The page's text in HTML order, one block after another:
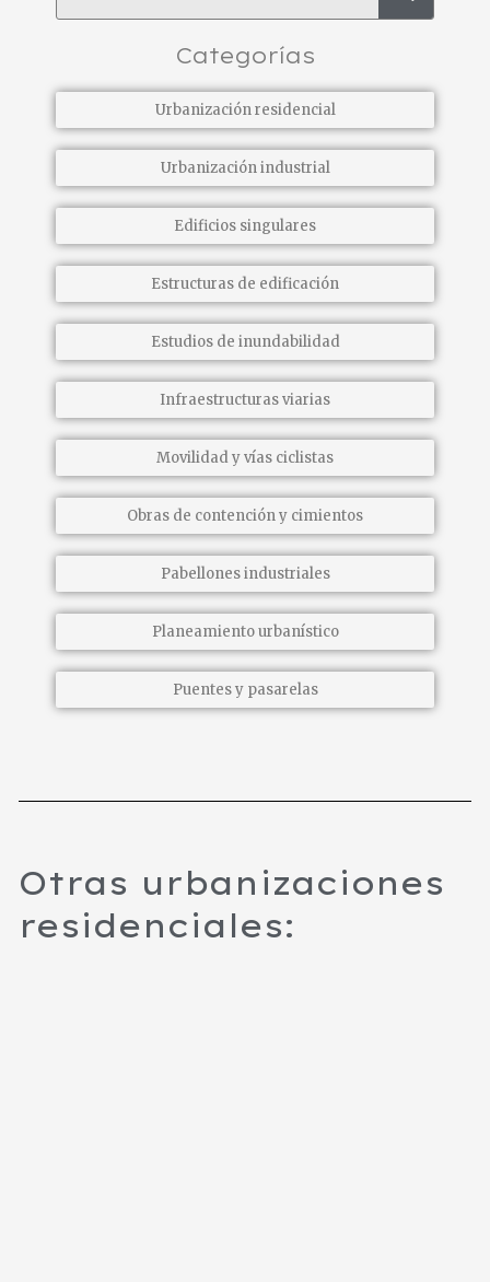
Categorías
Urbanización residencial
Urbanización industrial
Edificios singulares
Estructuras de edificación
Estudios de inundabilidad
Infraestructuras viarias
Movilidad y vías ciclistas
Obras de contención y cimientos
Pabellones industriales
Planeamiento urbanístico
Puentes y pasarelas
Otras urbanizaciones
residenciales: